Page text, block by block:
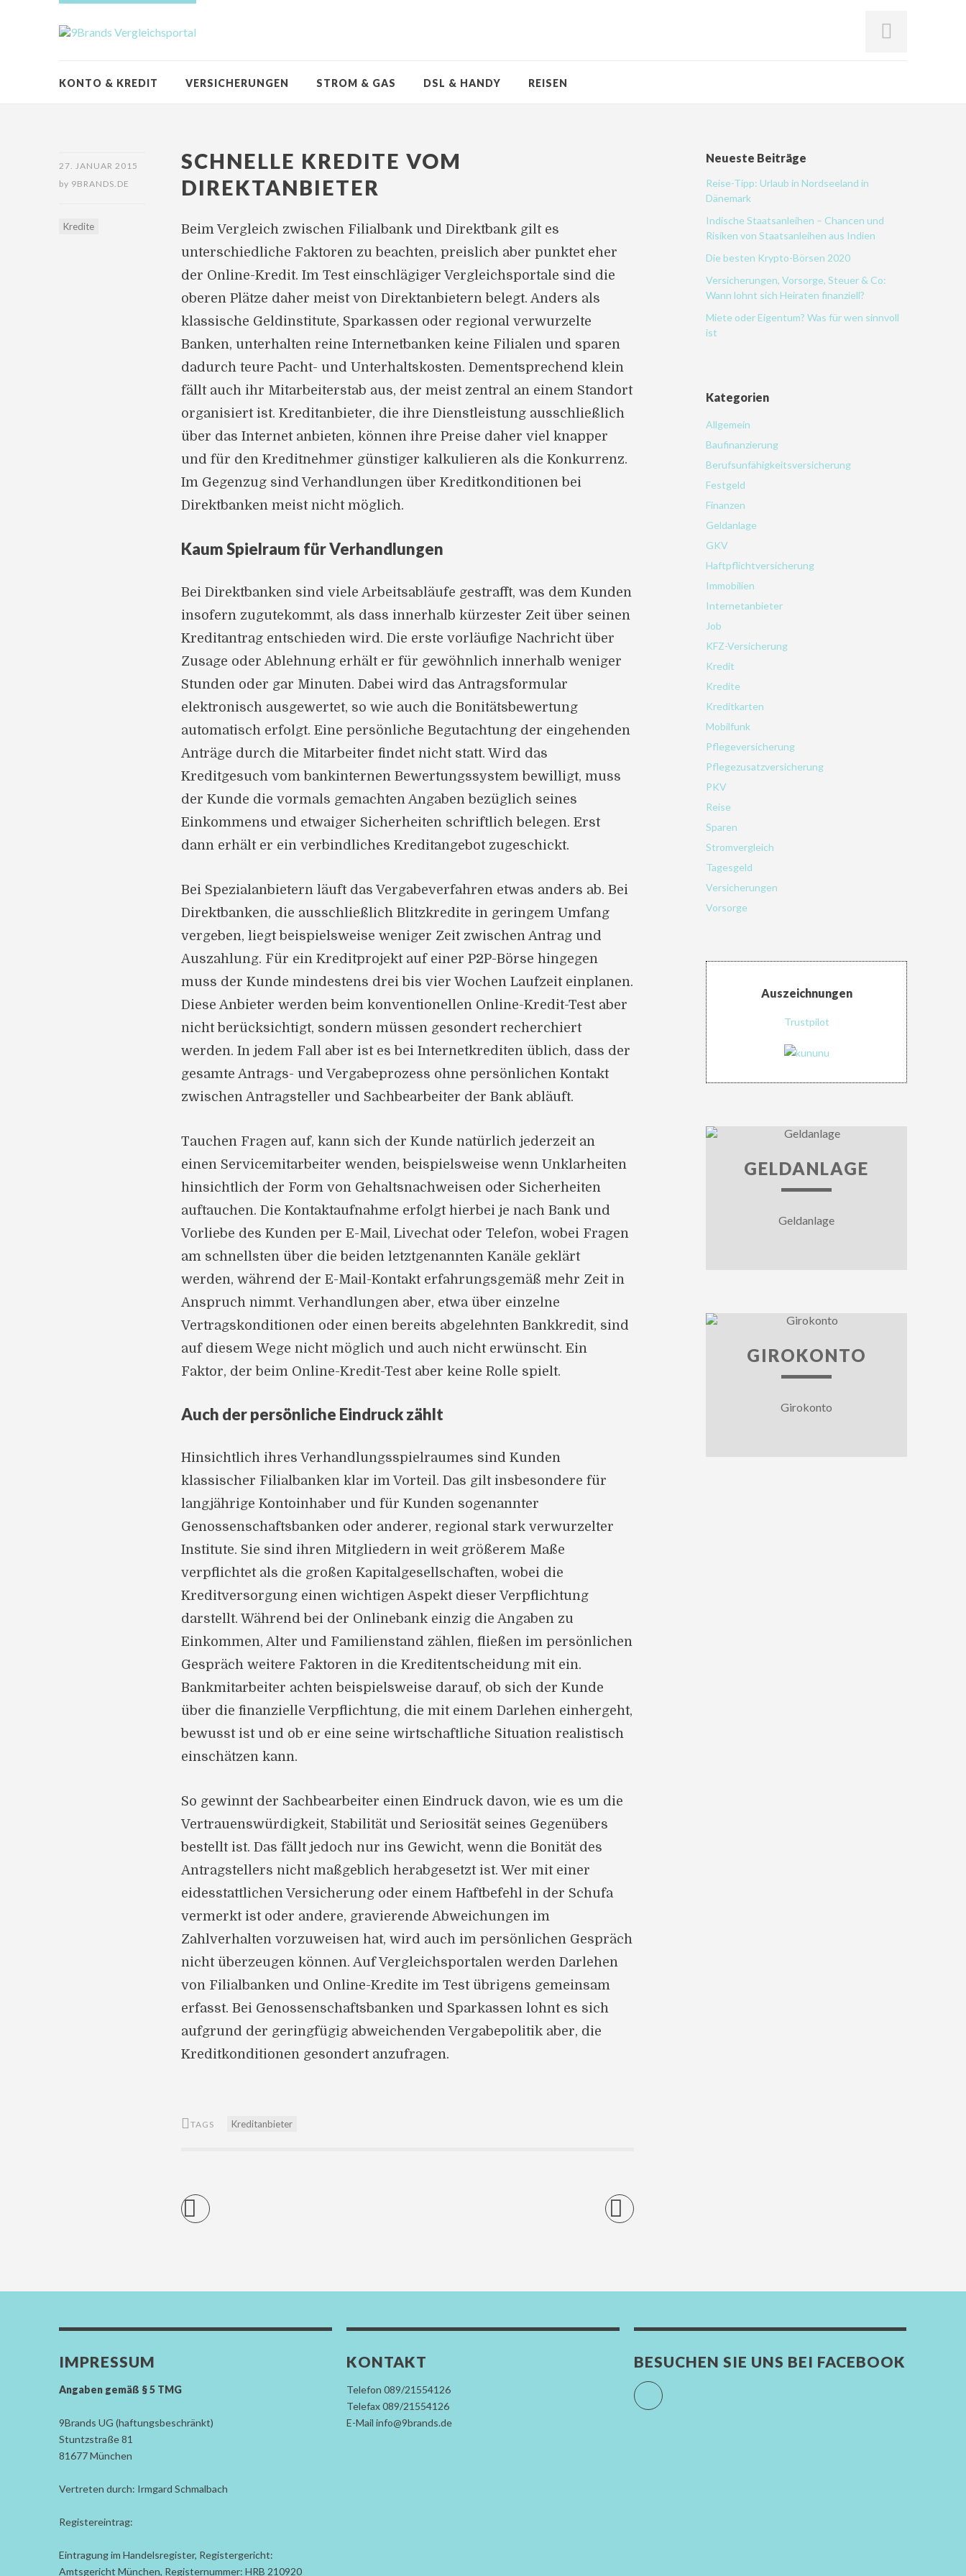
KONTO & KREDIT VERSICHERUNGEN STROM & GAS DSL & HANDY REISEN
27. JANUAR 2015
by 9BRANDS.DE
Kredite
SCHNELLE KREDITE VOM
DIREKTANBIETER
Beim Vergleich zwischen Filialbank und Direktbank gilt es
unterschiedliche Faktoren zu beachten, preislich aber punktet eher
der Online-Kredit. Im Test einschlägiger Vergleichsportale sind die
oberen Plätze daher meist von Direktanbietern belegt. Anders als
klassische Geldinstitute, Sparkassen oder regional verwurzelte
Banken, unterhalten reine Internetbanken keine Filialen und sparen
dadurch teure Pacht- und Unterhaltskosten. Dementsprechend klein
fällt auch ihr Mitarbeiterstab aus, der meist zentral an einem Standort
organisiert ist. Kreditanbieter, die ihre Dienstleistung ausschließlich
über das Internet anbieten, können ihre Preise daher viel knapper
und für den Kreditnehmer günstiger kalkulieren als die Konkurrenz.
Im Gegenzug sind Verhandlungen über Kreditkonditionen bei
Direktbanken meist nicht möglich.
Kaum Spielraum für Verhandlungen
Bei Direktbanken sind viele Arbeitsabläufe gestrafft, was dem Kunden
insofern zugutekommt, als dass innerhalb kürzester Zeit über seinen
Kreditantrag entschieden wird. Die erste vorläufige Nachricht über
Zusage oder Ablehnung erhält er für gewöhnlich innerhalb weniger
Stunden oder gar Minuten. Dabei wird das Antragsformular
elektronisch ausgewertet, so wie auch die Bonitätsbewertung
automatisch erfolgt. Eine persönliche Begutachtung der eingehenden
Anträge durch die Mitarbeiter findet nicht statt. Wird das
Kreditgesuch vom bankinternen Bewertungssystem bewilligt, muss
der Kunde die vormals gemachten Angaben bezüglich seines
Einkommens und etwaiger Sicherheiten schriftlich belegen. Erst
dann erhält er ein verbindliches Kreditangebot zugeschickt.
Bei Spezialanbietern läuft das Vergabeverfahren etwas anders ab. Bei
Direktbanken, die ausschließlich Blitzkredite in geringem Umfang
vergeben, liegt beispielsweise weniger Zeit zwischen Antrag und
Auszahlung. Für ein Kreditprojekt auf einer P2P-Börse hingegen
muss der Kunde mindestens drei bis vier Wochen Laufzeit einplanen.
Diese Anbieter werden beim konventionellen Online-Kredit-Test aber
nicht berücksichtigt, sondern müssen gesondert recherchiert
werden. In jedem Fall aber ist es bei Internetkrediten üblich, dass der
gesamte Antrags- und Vergabeprozess ohne persönlichen Kontakt
zwischen Antragsteller und Sachbearbeiter der Bank abläuft.
Tauchen Fragen auf, kann sich der Kunde natürlich jederzeit an
einen Servicemitarbeiter wenden, beispielsweise wenn Unklarheiten
hinsichtlich der Form von Gehaltsnachweisen oder Sicherheiten
auftauchen. Die Kontaktaufnahme erfolgt hierbei je nach Bank und
Vorliebe des Kunden per E-Mail, Livechat oder Telefon, wobei Fragen
am schnellsten über die beiden letztgenannten Kanäle geklärt
werden, während der E-Mail-Kontakt erfahrungsgemäß mehr Zeit in
Anspruch nimmt. Verhandlungen aber, etwa über einzelne
Vertragskonditionen oder einen bereits abgelehnten Bankkredit, sind
auf diesem Wege nicht möglich und auch nicht erwünscht. Ein
Faktor, der beim Online-Kredit-Test aber keine Rolle spielt.
Auch der persönliche Eindruck zählt
Hinsichtlich ihres Verhandlungsspielraumes sind Kunden
klassischer Filialbanken klar im Vorteil. Das gilt insbesondere für
langjährige Kontoinhaber und für Kunden sogenannter
Genossenschaftsbanken oder anderer, regional stark verwurzelter
Institute. Sie sind ihren Mitgliedern in weit größerem Maße
verpflichtet als die großen Kapitalgesellschaften, wobei die
Kreditversorgung einen wichtigen Aspekt dieser Verpflichtung
darstellt. Während bei der Onlinebank einzig die Angaben zu
Einkommen, Alter und Familienstand zählen, fließen im persönlichen
Gespräch weitere Faktoren in die Kreditentscheidung mit ein.
Bankmitarbeiter achten beispielsweise darauf, ob sich der Kunde
über die finanzielle Verpflichtung, die mit einem Darlehen einhergeht,
bewusst ist und ob er eine seine wirtschaftliche Situation realistisch
einschätzen kann.
So gewinnt der Sachbearbeiter einen Eindruck davon, wie es um die
Vertrauenswürdigkeit, Stabilität und Seriosität seines Gegenübers
bestellt ist. Das fällt jedoch nur ins Gewicht, wenn die Bonität des
Antragstellers nicht maßgeblich herabgesetzt ist. Wer mit einer
eidesstattlichen Versicherung oder einem Haftbefehl in der Schufa
vermerkt ist oder andere, gravierende Abweichungen im
Zahlverhalten vorzuweisen hat, wird auch im persönlichen Gespräch
nicht überzeugen können. Auf Vergleichsportalen werden Darlehen
von Filialbanken und Online-Kredite im Test übrigens gemeinsam
erfasst. Bei Genossenschaftsbanken und Sparkassen lohnt es sich
aufgrund der geringfügig abweichenden Vergabepolitik aber, die
Kreditkonditionen gesondert anzufragen.
TAGS Kreditanbieter
Neueste Beiträge
Reise-Tipp: Urlaub in Nordseeland in
Dänemark
Indische Staatsanleihen – Chancen und
Risiken von Staatsanleihen aus Indien
Die besten Krypto-Börsen 2020
Versicherungen, Vorsorge, Steuer & Co:
Wann lohnt sich Heiraten finanziell?
Miete oder Eigentum? Was für wen sinnvoll
ist
Kategorien
Allgemein
Baufinanzierung
Berufsunfähigkeitsversicherung
Festgeld
Finanzen
Geldanlage
GKV
Haftpflichtversicherung
Immobilien
Internetanbieter
Job
KFZ-Versicherung
Kredit
Kredite
Kreditkarten
Mobilfunk
Pflegeversicherung
Pflegezusatzversicherung
PKV
Reise
Sparen
Stromvergleich
Tagesgeld
Versicherungen
Vorsorge
Auszeichnungen
Trustpilot
GELDANLAGE
Geldanlage
GIROKONTO
Girokonto
IMPRESSUM
Angaben gemäß § 5 TMG
9Brands UG (haftungsbeschränkt)
Stuntzstraße 81
81677 München
Vertreten durch: Irmgard Schmalbach
Registereintrag:
Eintragung im Handelsregister, Registergericht:
Amtsgericht München, Registernummer: HRB 210920
KONTAKT
Telefon 089/21554126
Telefax 089/21554126
E-Mail info@9brands.de
BESUCHEN SIE UNS BEI FACEBOOK
Facebook